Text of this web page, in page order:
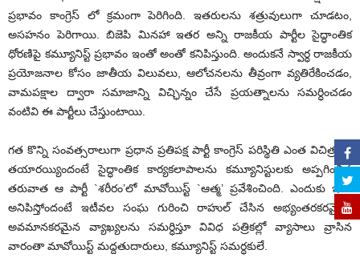
ప్రభావం కాంగ్రెస్ లో క్రమంగా పెరిగింది. ఇతరులను శత్రువులుగా చూడటం,
అసహనం పెరిగాయి. బిజెపి మినహా ఇతర అన్ని రాజకీయ పార్టీల సైద్ధాంతిక
ధోరణిపై కమ్యూనిస్ట్ ప్రభావం ఇంతో అంతో కనిపిస్తుంది. అందుకనే స్వార్ధ రాజకీయ
ప్రయోజనాల కోసం జాతీయ విలువలు, ఆలోచనలను తీవ్రంగా వ్యతిరేకించడం,
వామపక్షాల ద్వారా సమాజాన్ని విచ్ఛిన్నం చేసే ప్రయత్నాలను సమర్ధించడం
వంటివి ఈ పార్టీలు చేస్తుంటాయి.
గత కొన్ని సంవత్సరాలుగా ప్రధాన ప్రతిపక్ష పార్టీ కాంగ్రెస్ పరిస్థితి ఎంత విచిత్రంగా
తయారయ్యిందంటే సైద్ధాంతిక కార్యకలాపాలను కమ్యూనిస్టులకు అప్పగించిన
తరువాత ఆ పార్టీ `శరీరం’లో మావోయిస్ట్ `ఆత్మ’ ప్రవేశించింది. ఎందుకు ఇలా
అనిపిస్తోందంటే ఇటీవల సంఘ గురించి రాహుల్ చేసిన అభ్యంతరకరమైన,
అవమానకరమైన వ్యాఖ్యలను సమర్ధిస్తూ వివిధ పత్రికల్లో వ్యాసాలు వ్రాసిన
వారంతా మావోయిస్ట్ మద్దతుదారులు, కమ్యూనిస్ట్ సమర్ధకులే.